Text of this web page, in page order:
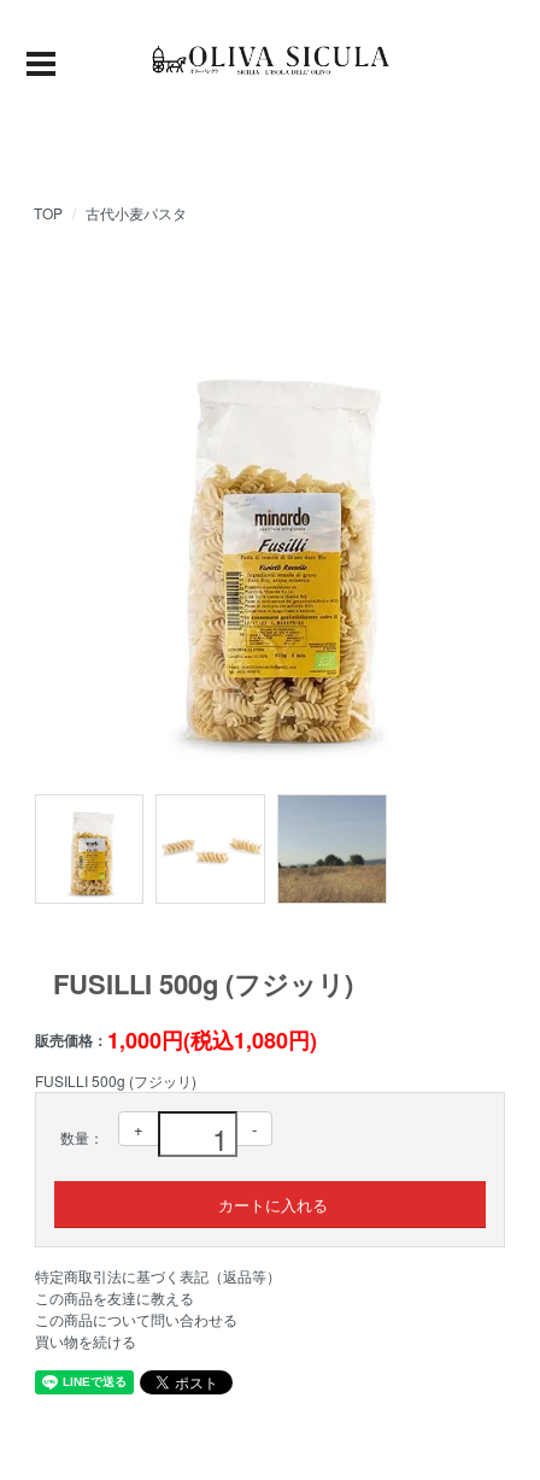
TOP 古代小麦パスタ
FUSILLI 500g (フジッリ)
販売価格： 1,000円(税込1,080円)
FUSILLI 500g (フジッリ)
数量： + -
特定商取引法に基づく表記（返品等）
この商品を友達に教える
この商品について問い合わせる
買い物を続ける